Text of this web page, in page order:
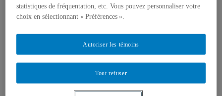
Accueil
À propos
Historique
Mission et charte
Actes de colloque
Boîte à outils
statistiques de fréquentation, etc. Vous pouvez personnaliser votre
choix en sélectionnant « Préférences ».
Tout refuser
Autoriser les témoins